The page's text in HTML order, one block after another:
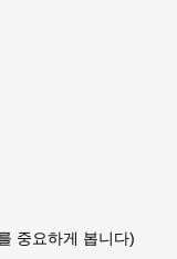
중요하게 봅니다)